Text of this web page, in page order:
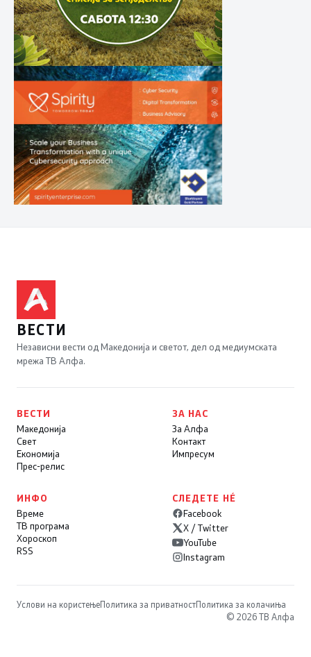
ВЕСТИ
Независни вести од Македонија и светот, дел од медиумската
мрежа ТВ Алфа.
ВЕСТИ
Македонија
Свет
Економија
Прес-релис
ЗА НАС
За Алфа
Контакт
Импресум
ИНФО
Време
ТВ програма
Хороскоп
RSS
СЛЕДЕТЕ НÉ
Facebook
X / Twitter
YouTube
Instagram
Услови на користењеПолитика за приватностПолитика за колачиња
© 2026 ТВ Алфа